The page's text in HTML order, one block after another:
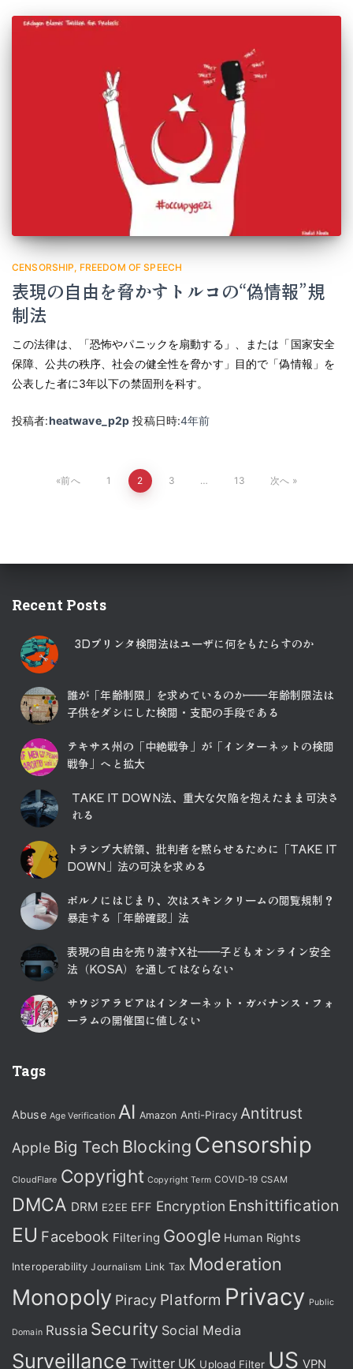
CENSORSHIP FREEDOM OF SPEECH
表現の自由を脅かすトルコの“偽情報”規
制法
この法律は、「恐怖やパニックを扇動する」、または「国家安全
保障、公共の秩序、社会の健全性を脅かす」目的で「偽情報」を
公表した者に3年以下の禁固刑を科す。
投稿者:heatwave_p2p 投稿日時:4年前
の
ペ
ジ
送
り
前へ 1 2 3 … 13 次へ
Recent Posts
3Dプリンタ検閲法はユーザに何をもたらすのか
誰が「年齢制限」を求めているのか――年齢制限法は
子供をダシにした検閲・支配の手段である
テキサス州の「中絶戦争」が「インターネットの検閲
戦争」へと拡大
TAKE IT DOWN法、重大な欠陥を抱えたまま可決さ
れる
トランプ大統領、批判者を黙らせるために「TAKE IT
DOWN」法の可決を求める
ポルノにはじまり、次はスキンクリームの閲覧規制？
暴走する「年齢確認」法
表現の自由を売り渡すX社――子どもオンライン安全
法（KOSA）を通してはならない
サウジアラビアはインターネット・ガバナンス・フォ
ーラムの開催国に値しない
Tags
Abuse Age Verification AI Amazon Anti-Piracy Antitrust
Apple Big Tech Blocking Censorship
CloudFlare Copyright Copyright Term COVID-19 CSAM
DMCA DRM E2EE EFF Encryption Enshittification
EU Facebook Filtering Google Human Rights
Interoperability Journalism Link Tax Moderation
Monopoly Piracy Platform Privacy Public
Domain Russia Security Social Media
Surveillance Twitter UK Upload Filter US VPN